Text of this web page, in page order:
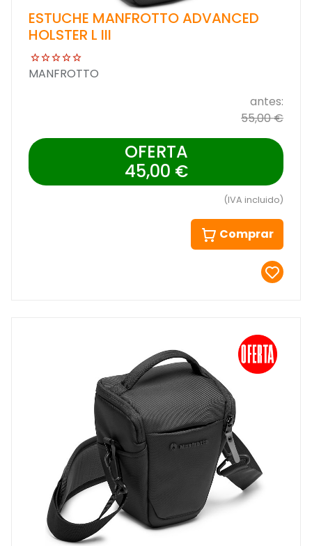
ESTUCHE MANFROTTO ADVANCED
HOLSTER L III
MANFROTTO
antes:
55,00 €
OFERTA
45,00 €
(IVA incluido)
Comprar